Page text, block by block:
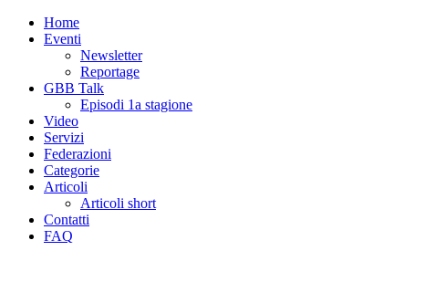
Home
Eventi
Newsletter
Reportage
GBB Talk
Episodi 1a stagione
Video
Servizi
Federazioni
Categorie
Articoli
Articoli short
Contatti
FAQ